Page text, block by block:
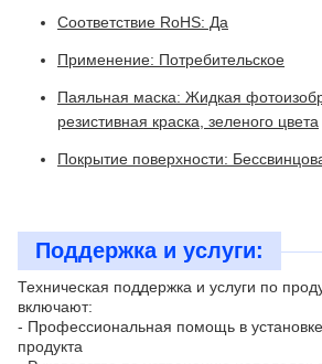
Соответствие RoHS: Да
Применение: Потребительское
Паяльная маска: Жидкая
резистивная краска, зеленого цвета
Покрытие поверхности:
Поддержка и услуги:
Техническая поддержка и услуги по
включают:
- Профессиональная помощь в
продукта